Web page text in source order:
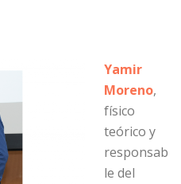
Yamir
Moreno,
físico
teórico y
responsab
le del